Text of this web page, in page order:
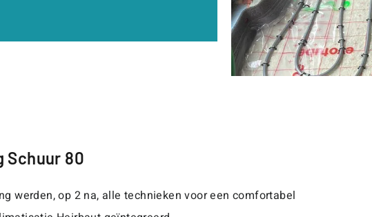
Schuur 80
werden, op 2 na, alle technieken voor een comfortabel